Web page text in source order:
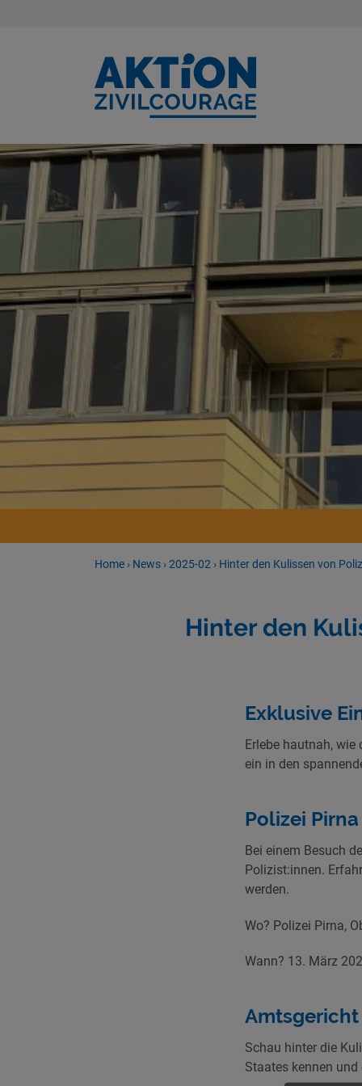
Home › News ›2025-02 › Hinter den Kulissen von
Hinter den
Exklusive
Erlebe hautnah,
ein in den
Polizei Pirna
Bei einem Besuch
Polizist:innen.
werden.
Wo? Polizei Pirna,
Wann? 13. März
Amtsgericht
Schau hinter die
Staates kennen